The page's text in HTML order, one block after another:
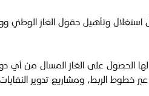
الحصول على الغاز المسال من
خطوط الربط، ومشاريع تدوير النفايات